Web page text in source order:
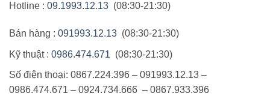
Hotline : 09.1993.12.13 (08:30-21:30)
Bán hàng : 091993.12.13 (08:30-21:30)
Kỹ thuật : 0986.474.671 (08:30-21:30)
Số điện thoại: 0867.224.396 – 091993.12.13 –
0986.474.671 – 0924.734.666 – 0867.933.396